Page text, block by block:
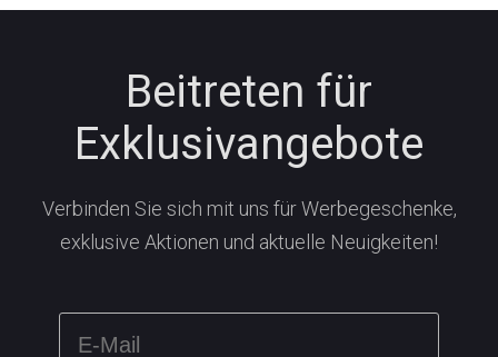
Beitreten für
Exklusivangebote
Verbinden Sie sich mit uns für Werbegeschenke,
exklusive Aktionen und aktuelle Neuigkeiten!